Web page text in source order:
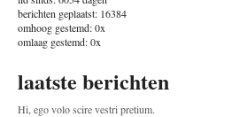
berichten geplaatst: 16384
omhoog gestemd:0x
omlaag gestemd:0x
laatste berichten
Hi, ego volo scire vestri pretium.